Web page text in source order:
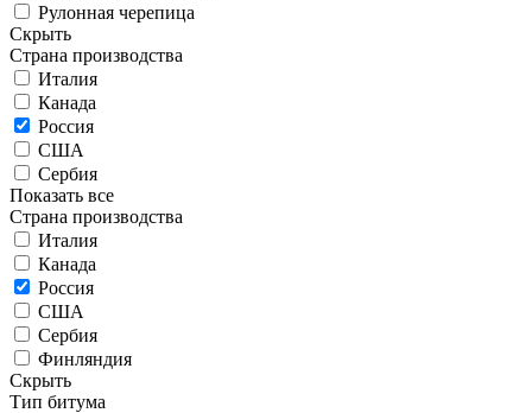
Рулонная черепица
Скрыть
Страна производства
Италия
Канада
Россия
США
Сербия
Показать все
Страна производства
Италия
Канада
Россия
США
Сербия
Финляндия
Скрыть
Тип битума